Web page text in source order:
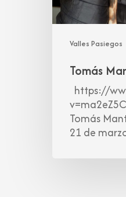
Valles Pasiegos
Tomás
https://
Tomás
21 de